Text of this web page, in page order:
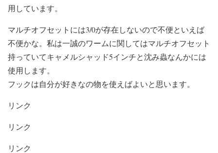
用しています。
マルチオフセットには3/0が存在しないので不便といえば
不便かな。私は一誠のワームに関してはマルチオフセット
持っていてキャメルシャッド5インチと沈み蟲なんかには
使用します。
フックは自分が好きなの物を使えばよいと思います。
リンク
リンク
リンク